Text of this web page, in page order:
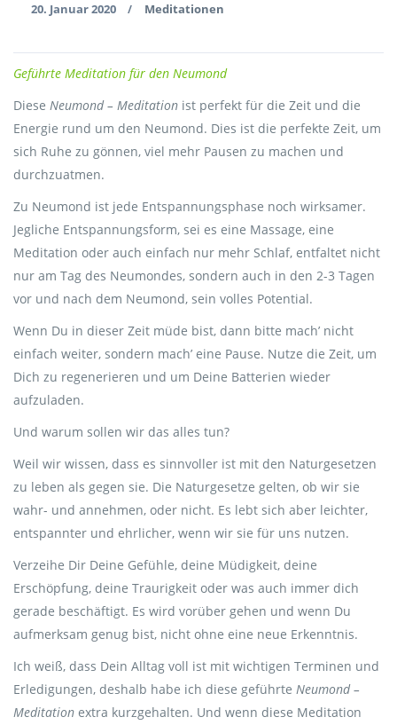
20. Januar 2020 / Meditationen
Geführte Meditation für den Neumond
Diese Neumond – Meditation ist perfekt für die Zeit und die
Energie rund um den Neumond. Dies ist die perfekte Zeit, um
sich Ruhe zu gönnen, viel mehr Pausen zu machen und
durchzuatmen.
Zu Neumond ist jede Entspannungsphase noch wirksamer.
Jegliche Entspannungsform, sei es eine Massage, eine
Meditation oder auch einfach nur mehr Schlaf, entfaltet nicht
nur am Tag des Neumondes, sondern auch in den 2-3 Tagen
vor und nach dem Neumond, sein volles Potential.
Wenn Du in dieser Zeit müde bist, dann bitte mach’ nicht
einfach weiter, sondern mach’ eine Pause. Nutze die Zeit, um
Dich zu regenerieren und um Deine Batterien wieder
aufzuladen.
Und warum sollen wir das alles tun?
Weil wir wissen, dass es sinnvoller ist mit den Naturgesetzen
zu leben als gegen sie. Die Naturgesetze gelten, ob wir sie
wahr- und annehmen, oder nicht. Es lebt sich aber leichter,
entspannter und ehrlicher, wenn wir sie für uns nutzen.
Verzeihe Dir Deine Gefühle, deine Müdigkeit, deine
Erschöpfung, deine Traurigkeit oder was auch immer dich
gerade beschäftigt. Es wird vorüber gehen und wenn Du
aufmerksam genug bist, nicht ohne eine neue Erkenntnis.
Ich weiß, dass Dein Alltag voll ist mit wichtigen Terminen und
Erledigungen, deshalb habe ich diese geführte Neumond –
Meditation extra kurzgehalten. Und wenn diese Meditation